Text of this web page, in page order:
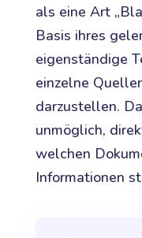
als eine Art
Basis ihres
eigenständige
einzelne
darzustellen.
unmöglich,
welchen
Informationen